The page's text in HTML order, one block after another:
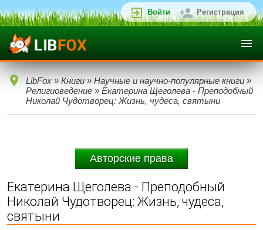
Войти Регистрация
LibFox » Книги » Научные и научно-популярные книги »
Религиоведение » Екатерина Щеголева - Преподобный
Николай Чудотворец: Жизнь, чудеса, святыни
Авторские права
Екатерина Щеголева - Преподобный
Николай Чудотворец: Жизнь, чудеса,
святыни